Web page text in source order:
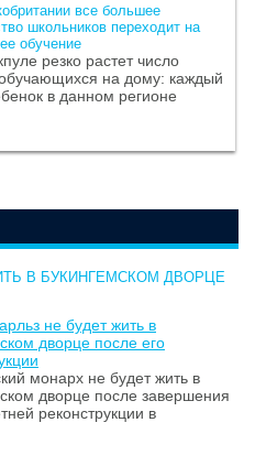
все большее
школьников переходит на
обучение
резко растет число
на дому: каждый
в данном регионе
В БУКИНГЕМСКОМ ДВОРЦЕ
не будет жить в
дворце после его
монарх не будет жить в
дворце после завершения
реконструкции в